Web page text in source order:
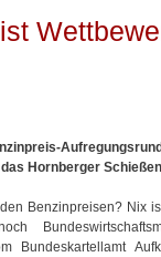
das Hornberger Schießen
Benzinpreisen? Nix
Bundeskartellamt